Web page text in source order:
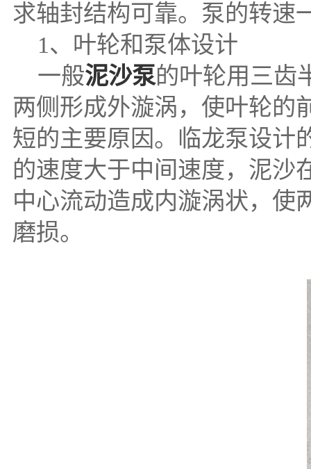
求轴封结构可靠。泵的转速
1、叶轮和泵体设计
一般泥沙泵的叶轮用三齿
两侧形成外漩涡，使叶轮的
短的主要原因。临龙泵设计
的速度大于中间速度，泥沙
中心流动造成内漩涡状，使
磨损。